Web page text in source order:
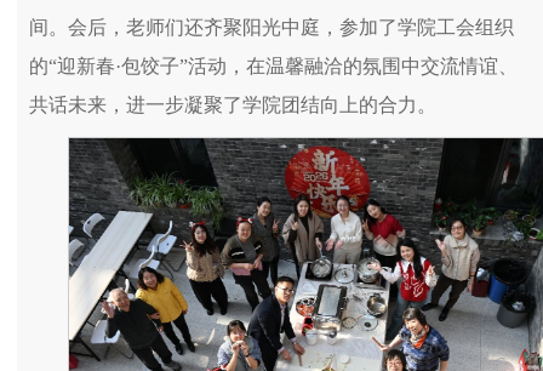
间。会后，老师们还齐聚阳光中庭，参加了学院工会组织
的“迎新春·包饺子”活动，在温馨融洽的氛围中交流情谊、
共话未来，进一步凝聚了学院团结向上的合力。